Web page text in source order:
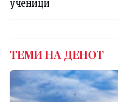
ученици
ТЕМИ НА ДЕНОТ